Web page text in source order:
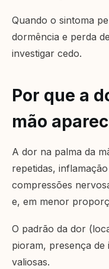
Quando o sintoma
dormência e perda
investigar cedo.
Por que a
mão
A dor na palma da
repetidas,
compressões
e, em menor
O padrão da dor
pioram, presença de
valiosas.